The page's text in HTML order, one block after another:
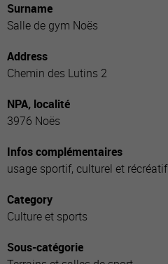
Surname
Salle de gym Noës
Address
Chemin des Lutins 2
NPA, localité
3976 Noës
Infos complémentaires
usage sportif, culturel et récréatif
Category
Culture et sports
Sous-catégorie